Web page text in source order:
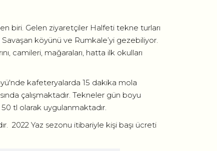
biri. Gelen ziyaretçiler Halfeti tekne turları
Savaşan köyünü ve Rumkale’yi gezebiliyor.
camileri, mağaraları, hatta ilk okulları
kafeteryalarda 15 dakika mola
çalışmaktadır. Tekneler gün boyu
tl olarak uygulanmaktadır.
2022 Yaz sezonu itibariyle kişi başı ücreti